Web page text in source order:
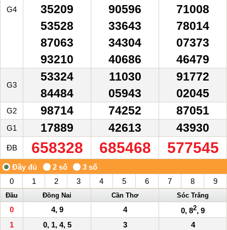
G4
35209
53528
87063
93210
90596
33643
34304
40686
71008
78014
07373
46479
G3
53324
84484
11030
05943
91772
02045
G2 98714 74252 87051
G1 17889 42613 43930
ĐB 658328 685468 577545
0 1 2 3 4 5 6 7 8 9
Đầu Đồng Nai Cần Thơ Sóc Trăng
0 4, 9 4 0, 82, 9
1
0, 1, 4, 5 3
4